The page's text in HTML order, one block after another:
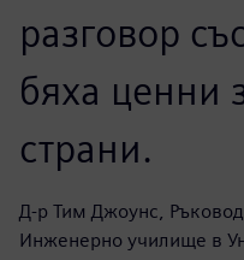
Обратната
учениците
груповата